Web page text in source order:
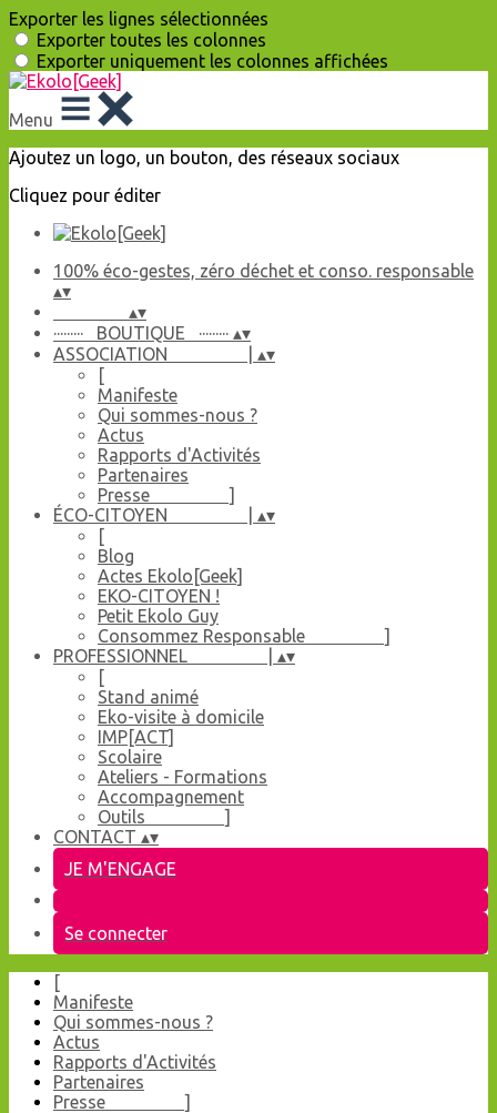
Exporter les lignes sélectionnées
Exporter toutes les colonnes
Exporter uniquement les colonnes affichées
Menu
Ajoutez un logo, un bouton, des réseaux sociaux
Cliquez pour éditer
100% éco-gestes, zéro déchet et conso. responsable
▴▾
▴▾
········· BOUTIQUE ········· ▴▾
ASSOCIATION | ▴▾
[
Manifeste
Qui sommes-nous ?
Actus
Rapports d'Activités
Partenaires
Presse ]
ÉCO-CITOYEN | ▴▾
[
Blog
Actes Ekolo[Geek]
EKO-CITOYEN !
Petit Ekolo Guy
Consommez Responsable ]
PROFESSIONNEL | ▴▾
[
Stand animé
Eko-visite à domicile
IMP[ACT]
Scolaire
Ateliers - Formations
Accompagnement
Outils ]
CONTACT ▴▾
JE M'ENGAGE
Se connecter
[
Manifeste
Qui sommes-nous ?
Actus
Rapports d'Activités
Partenaires
Presse ]